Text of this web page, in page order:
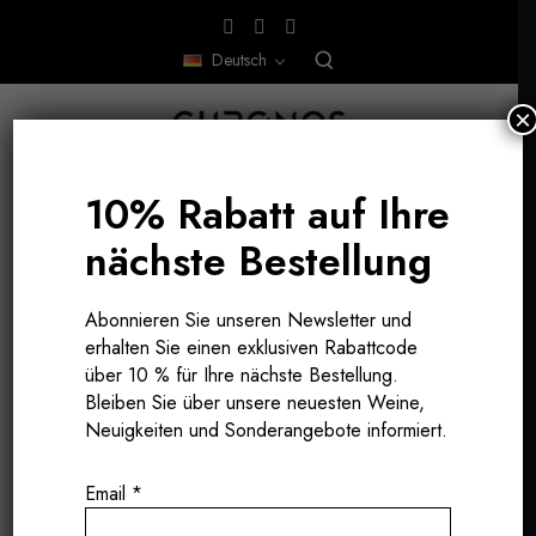
Deutsch
JESI - MARCHE, ITALIEN
10% Rabatt auf Ihre
nächste Bestellung
Abonnieren Sie unseren Newsletter und
erhalten Sie einen exklusiven Rabattcode
über 10 % für Ihre nächste Bestellung.
Bleiben Sie über unsere neuesten Weine,
Neuigkeiten und Sonderangebote informiert.
Email *
×